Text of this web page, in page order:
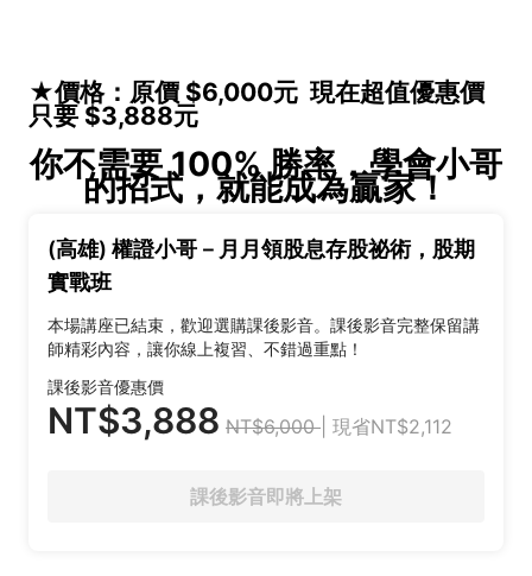
★價格：原價 $6,000元 現在超值優惠價
只要 $3,888元
你不需要 100% 勝率，學會小哥
的招式，就能成為贏家！
(高雄) 權證小哥－月月領股息存股祕術，股期
實戰班
本場講座已結束，歡迎選購課後影音。課後影音完整保留講
師精彩內容，讓你線上複習、不錯過重點！
課後影音優惠價
NT$3,888 NT$6,000 | 現省NT$2,112
課後影音即將上架